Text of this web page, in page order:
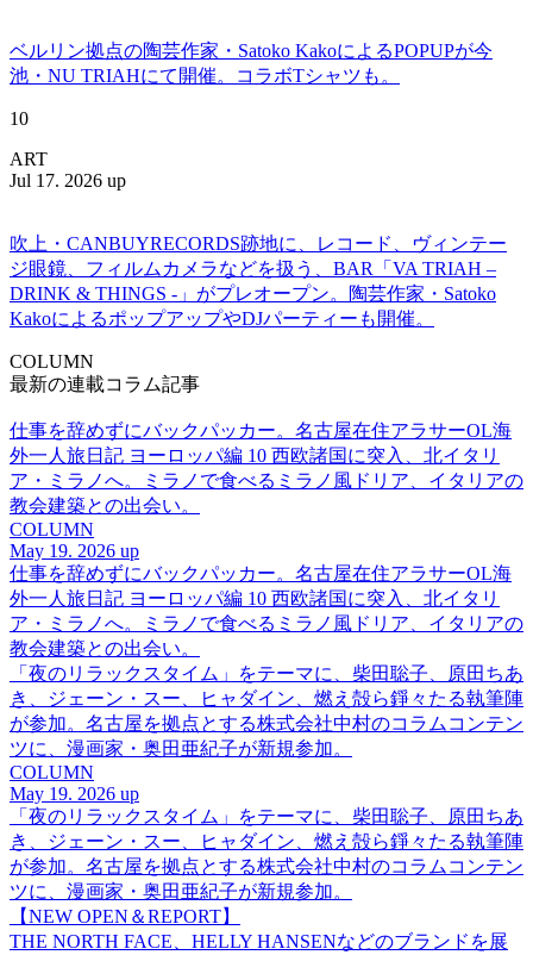
ベルリン拠点の陶芸作家・Satoko KakoによるPOPUPが今
池・NU TRIAHにて開催。コラボTシャツも。
10
ART
Jul 17. 2026 up
吹上・CANBUYRECORDS跡地に、レコード、ヴィンテー
ジ眼鏡、フィルムカメラなどを扱う、BAR「VA TRIAH –
DRINK & THINGS -」がプレオープン。陶芸作家・Satoko
KakoによるポップアップやDJパーティーも開催。
COLUMN
最新の連載コラム記事
仕事を辞めずにバックパッカー。名古屋在住アラサーOL海
外一人旅日記 ヨーロッパ編 10 西欧諸国に突入、北イタリ
ア・ミラノへ。ミラノで食べるミラノ風ドリア、イタリアの
教会建築との出会い。
COLUMN
May 19. 2026 up
仕事を辞めずにバックパッカー。名古屋在住アラサーOL海
外一人旅日記 ヨーロッパ編 10 西欧諸国に突入、北イタリ
ア・ミラノへ。ミラノで食べるミラノ風ドリア、イタリアの
教会建築との出会い。
「夜のリラックスタイム」をテーマに、柴田聡子、原田ちあ
き、ジェーン・スー、ヒャダイン、燃え殻ら錚々たる執筆陣
が参加。名古屋を拠点とする株式会社中村のコラムコンテン
ツに、漫画家・奥田亜紀子が新規参加。
COLUMN
May 19. 2026 up
「夜のリラックスタイム」をテーマに、柴田聡子、原田ちあ
き、ジェーン・スー、ヒャダイン、燃え殻ら錚々たる執筆陣
が参加。名古屋を拠点とする株式会社中村のコラムコンテン
ツに、漫画家・奥田亜紀子が新規参加。
【NEW OPEN＆REPORT】
THE NORTH FACE、HELLY HANSENなどのブランドを展